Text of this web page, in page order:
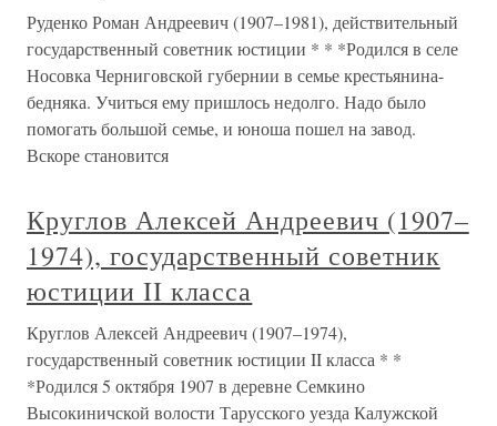
Руденко Роман Андреевич (1907–1981), действительный
государственный советник юстиции * * *Родился в селе
Носовка Черниговской губернии в семье крестьянина-
бедняка. Учиться ему пришлось недолго. Надо было
помогать большой семье, и юноша пошел на завод.
Вскоре становится
Круглов Алексей Андреевич (1907–
1974), государственный советник
юстиции II класса
Круглов Алексей Андреевич (1907–1974),
государственный советник юстиции II класса * *
*Родился 5 октября 1907 в деревне Семкино
Высокиничской волости Тарусского уезда Калужской